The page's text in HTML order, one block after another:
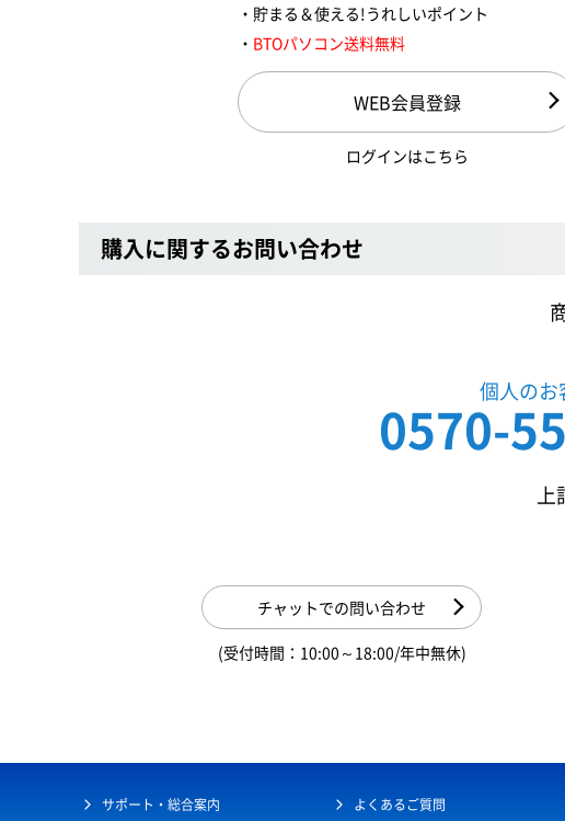
貯まる＆使える!うれしいポイント
BTOパソコン送料無料
WEB会員登録
ログインはこちら
購入に関するお問い合わせ
個人のお
0570-
上
チャットでの問い合わせ
(受付時間：10:00～18:00/年中無休)
サポート・総合案内 よくあるご質問